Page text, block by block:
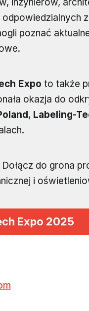
inżynierów,
poznać
Expo to także
okazja do
, Labeling-
do grona
i
Expo 2025